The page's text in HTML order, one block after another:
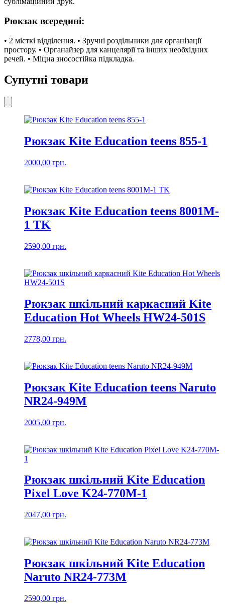
Рюкзак всередині:
• 2 місткі відділення. • Зручні роздільники для організації
простору. • Органайзер для канцелярії та інших необхідних
речей. • Міцна зносостійка підкладка.
Супутні товари
Рюкзак Kite Education teens 855-1
2000,00 грн.
Рюкзак Kite Education teens 8001M-
1 TK
2590,00 грн.
Рюкзак шкільний каркасний Kite
Education Hot Wheels HW24-501S
2778,00 грн.
Рюкзак Kite Education teens Naruto
NR24-949M
2005,00 грн.
Рюкзак шкільний Kite Education
Pixel Love K24-770M-1
2047,00 грн.
Рюкзак шкільний Kite Education
Naruto NR24-773M
2590,00 грн.